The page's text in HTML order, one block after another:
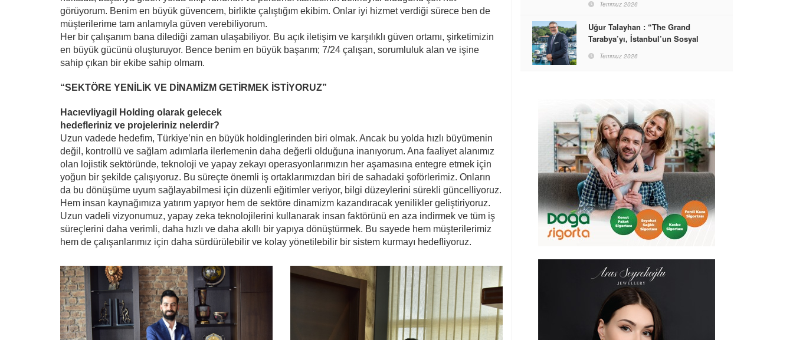
görüyorum. Benim en büyük güvencem, birlikte çalıştığım ekibim. Onlar iyi hizmet verdiği sürece ben de
müşterilerime tam anlamıyla güven verebiliyorum.
Her bir çalışanım bana dilediği zaman ulaşabiliyor. Bu açık iletişim ve karşılıklı güven ortamı, şirketimizin
en büyük gücünü oluşturuyor. Bence benim en büyük başarım; 7/24 çalışan, sorumluluk alan ve işine
sahip çıkan bir ekibe sahip olmam.
“SEKTÖRE YENİLİK VE DİNAMİZM GETİRMEK İSTİYORUZ”
Hacıevliyagil Holding olarak gelecek
hedefleriniz ve projeleriniz nelerdir?
Uzun vadede hedefim, Türkiye’nin en büyük holdinglerinden biri olmak. Ancak bu yolda hızlı büyümenin
değil, kontrollü ve sağlam adımlarla ilerlemenin daha değerli olduğuna inanıyorum. Ana faaliyet alanımız
olan lojistik sektöründe, teknoloji ve yapay zekayı operasyonlarımızın her aşamasına entegre etmek için
yoğun bir şekilde çalışıyoruz. Bu süreçte önemli iş ortaklarımızdan biri de sahadaki şoförlerimiz. Onların
da bu dönüşüme uyum sağlayabilmesi için düzenli eğitimler veriyor, bilgi düzeylerini sürekli güncelliyoruz.
Hem insan kaynağımıza yatırım yapıyor hem de sektöre dinamizm kazandıracak yenilikler geliştiriyoruz.
Uzun vadeli vizyonumuz, yapay zeka teknolojilerini kullanarak insan faktörünü en aza indirmek ve tüm iş
süreçlerini daha verimli, daha hızlı ve daha akıllı bir yapıya dönüştürmek. Bu sayede hem müşterilerimiz
hem de çalışanlarımız için daha sürdürülebilir ve kolay yönetilebilir bir sistem kurmayı hedefliyoruz.
Temmuz 2026
Uğur Talayhan : “The Grand
Tarabya’yı, İstanbul’un Sosyal
Destinasyon Haline Getirmeyi
Temmuz 2026